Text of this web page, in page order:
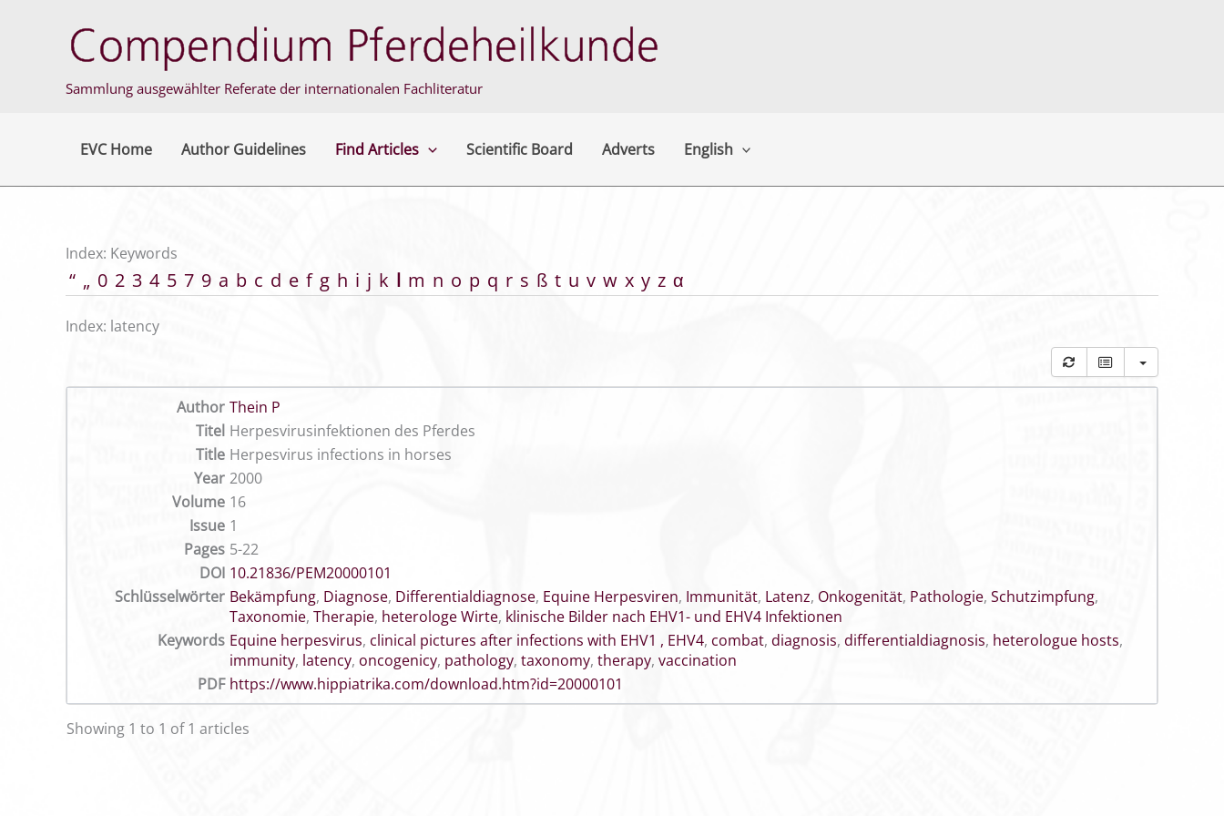
Sammlung ausgewählter Referate der internationalen Fachliteratur
EVC Home Author Guidelines Find Articles Scientific Board Adverts English
Index: Keywords
“ „ 0 2 3 4 5 7 9 a b c d e f g h i j k l m n o p q r s ß t u v w x y z α
Index: latency
Author Thein P
Titel Herpesvirusinfektionen des Pferdes
Title Herpesvirus infections in horses
Year 2000
Volume 16
Issue 1
Pages 5-22
DOI 10.21836/PEM20000101
Schlüsselwörter Bekämpfung, Diagnose, Differentialdiagnose, Equine Herpesviren, Immunität, Latenz, Onkogenität, Pathologie, Schutzimpfung,
Taxonomie, Therapie, heterologe Wirte, klinische Bilder nach EHV1- und EHV4 Infektionen
Keywords Equine herpesvirus, clinical pictures after infections with EHV1 , EHV4, combat, diagnosis, differentialdiagnosis, heterologue hosts,
immunity, latency, oncogenicy, pathology, taxonomy, therapy, vaccination
PDF https://www.hippiatrika.com/download.htm?id=20000101
Showing 1 to 1 of 1 articles